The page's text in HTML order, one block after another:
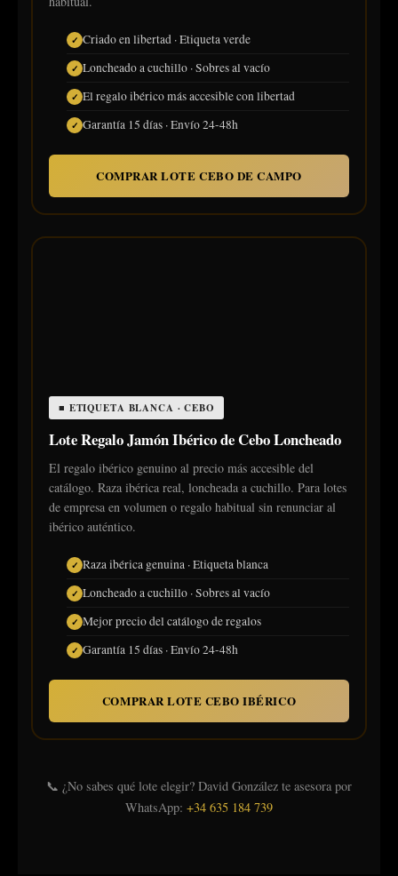
Criado en libertad · Etiqueta verde
Loncheado a cuchillo · Sobres al vacío
El regalo ibérico más accesible con libertad
Garantía 15 días · Envío 24-48h
COMPRAR LOTE CEBO DE CAMPO
■ ETIQUETA BLANCA · CEBO
Lote Regalo Jamón Ibérico de Cebo Loncheado
El regalo ibérico genuino al precio más accesible del
catálogo. Raza ibérica real, loncheada a cuchillo. Para lotes
de empresa en volumen o regalo habitual sin renunciar al
ibérico auténtico.
Raza ibérica genuina · Etiqueta blanca
Loncheado a cuchillo · Sobres al vacío
Mejor precio del catálogo de regalos
Garantía 15 días · Envío 24-48h
COMPRAR LOTE CEBO IBÉRICO
📞 ¿No sabes qué lote elegir? David González te asesora por
WhatsApp: +34 635 184 739